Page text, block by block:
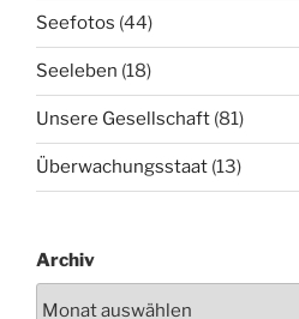
Seefotos (44)
Seeleben (18)
Unsere Gesellschaft (81)
Überwachungsstaat (13)
Archiv